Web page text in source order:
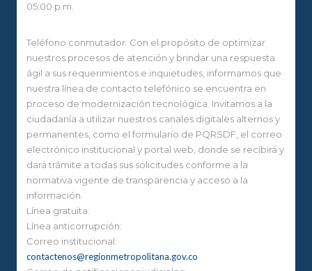
05:00 p.m.
Teléfono conmutador: Con el propósito de optimizar
nuestros procesos de atención y brindar una respuesta
ágil a sus requerimientos e inquietudes, informamos que
nuestra línea de contacto telefónico se encuentra en
proceso de modernización tecnológica. Invitamos a la
ciudadanía a utilizar nuestros canales digitales alternos y
permanentes, como el formulario de PQRSDF, el correo
electrónico institucional y portal web, donde se recibirá y
dará trámite a todas sus solicitudes conforme a la
normativa vigente de transparencia y acceso a la
información.
Línea gratuita:
Línea anticorrupción:
Correo institucional:
contactenos@regionmetropolitana.gov.co